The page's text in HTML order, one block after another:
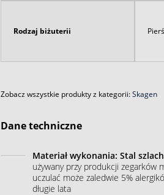
Rodzaj biżuterii
Zobacz wszystkie produkty z kategorii:Skagen
Dane techniczne
Materiał wykonania: Stal
używany przy produkcji zegarków
uczulać może zaledwie 5%
długie lata